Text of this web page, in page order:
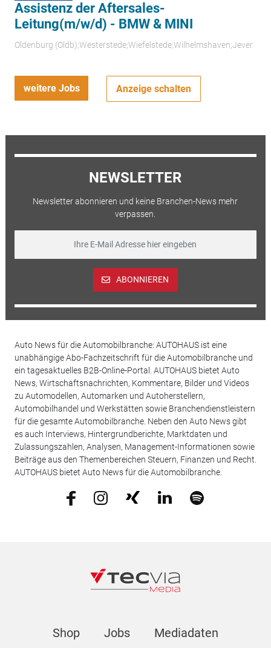
Assistenz der Aftersales-
Leitung(m/w/d) - BMW & MINI
Oldenburg (Oldb);Westerstede;Wiefelstede;Wilhelmshaven;Jever
weitere Jobs Anzeige schalten
NEWSLETTER
Newsletter abonnieren und keine Branchen-News mehr
verpassen.
ABONNIEREN
Auto News für die Automobilbranche: AUTOHAUS ist eine
unabhängige Abo-Fachzeitschrift für die Automobilbranche und
ein tagesaktuelles B2B-Online-Portal. AUTOHAUS bietet Auto
News, Wirtschaftsnachrichten, Kommentare, Bilder und Videos
zu Automodellen, Automarken und Autoherstellern,
Automobilhandel und Werkstätten sowie Branchendienstleistern
für die gesamte Automobilbranche. Neben den Auto News gibt
es auch Interviews, Hintergrundberichte, Marktdaten und
Zulassungszahlen, Analysen, Management-Informationen sowie
Beiträge aus den Themenbereichen Steuern, Finanzen und Recht.
AUTOHAUS bietet Auto News für die Automobilbranche.
Shop Jobs Mediadaten